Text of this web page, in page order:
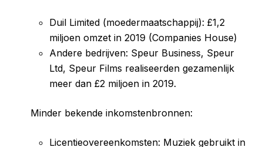
Duil Limited (moedermaatschappij): £1,2
miljoen omzet in 2019 (Companies House)
Andere bedrijven: Speur Business, Speur
Ltd, Speur Films realiseerden gezamenlijk
meer dan £2 miljoen in 2019.
Minder bekende inkomstenbronnen:
Licentieovereenkomsten: Muziek gebruikt in